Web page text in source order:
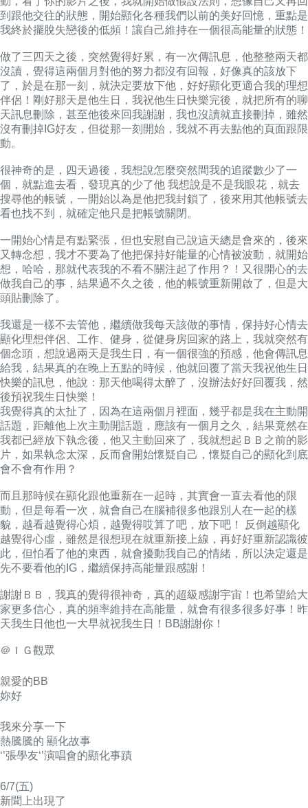
到跟他交往的狀態 ， 開始顯化各種我們以前的美好回憶 ， 重點是
我終於擺脫失戀後的低頻！讓自己維持在一個很高能量的狀態！
做了三四天之後，突然覺得好累 ， 有一次傳訊息，他整整兩天都
沒讀 ， 覺得這兩個月對他的努力都沒有回報 ， 好像真的該放下
了 ， 於是在那一刻，就決定要放下他 ， 好好顯化更適合我的理想
伴侶！ 剛好那天是他生日，我祝他生日快樂完後 ， 就把所有的聊
天訊息刪除 ， 甚至他後來回我謝謝 ， 我也沒讀就直接刪掉 ， 雖然
沒有刪掉IG好友 ， 但從那一刻開始，我就不再去點他的頁面跟限
動。
很神奇的是，四天過後 ， 我想說怎麼突然間我的追蹤數少了一
個 ， 就點進去看，發現真的少了他 我想說是不是我眼花 ， 就去
搜尋他的帳號 ， 一開始以為是他把我封鎖了 ， 後來用其他帳號去
看也找不到
， 就確定他只是把帳號關閉。
一開始心情是有點緊張 ， 但也安慰自己說這天總是會來的 ， 後來
又轉念想，我才不要為了他把保持好能量的心情被波動 ， 就開始
想，哈哈，那就代表我的不看不關注起了作用？！ 又很開心的去
做我自己的事 ， 結果過不久之後 ， 他的帳號重新開啟了 ， 但是大
頭貼刪除了。
我還是一樣不去管他 ， 繼續做我每天該做的事情 ， 保持好心情去
顯化理想伴侶、工作、健身 ， 從健身房回家的路上 ， 我就突然有
個念頭 ， 想說過兩天是我生日，有一個很強的預感 ， 他會傳訊息
給我 ， 結果真的在晚上五點的時候 ， 他就回覆了當天我祝他生日
快樂的訊息 ， 他說：那天他喝得太醉了，沒辦法好好回覆我 ， 然
後預祝我生日快樂！
我覺得真的太扯了 ， 因為在這兩個月裡面 ， 幾乎都是我在主動開
話題 ， 距離他上次主動開話題 ， 應該有一個月之久 ， 結果竟然在
我都已經放下執念後 ， 他又主動回來了 ， 我就想起ＢＢ之前的影
片 ， 如果執念太深，反而會開始懷疑自己 ，懷疑自己的顯化到底
會不會有作用？
而且那時候在顯化跟他重新在一起時 ， 其實會一直去看他的限
動 ， 但是每看一次，就會自己在腦補很多他跟別人在一起的樣
貌 ， 越看越覺得心煩，越覺得哎算了吧，放下吧！ 反倒越顯化
越覺得心虛 ， 雖然是很想現在就重新接上線 ， 再好好重新認識彼
此 ， 但怕看了他的東西 ， 就會擾動我自己的情緒 ， 所以決定還是
先不要看他的IG ， 繼續保持高能量跟感謝！
謝謝ＢＢ，我真的覺得很神奇 ， 真的超級感謝宇宙！也希望給大
家更多信心，真的頻率維持在高能量 ， 就會有很多很多好事！ 昨
天我生日他也一大早就祝我生日！ BB謝謝你！
＠ＩＧ觀眾
親愛的BB
妳好
我來分享一下
熱騰騰的 顯化故事
‘’張學友‘’演唱會的顯化事蹟
6/7(五)
新聞上出現了